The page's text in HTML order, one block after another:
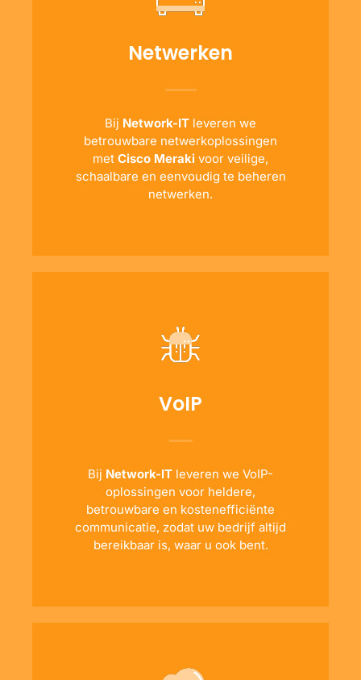
Netwerken
Bij Network-IT leveren we
betrouwbare netwerkoplossingen
met Cisco Meraki voor veilige,
schaalbare en eenvoudig te beheren
netwerken.
VoIP
Bij Network-IT leveren we VoIP-
oplossingen voor heldere,
betrouwbare en kostenefficiënte
communicatie, zodat uw bedrijf altijd
bereikbaar is, waar u ook bent.